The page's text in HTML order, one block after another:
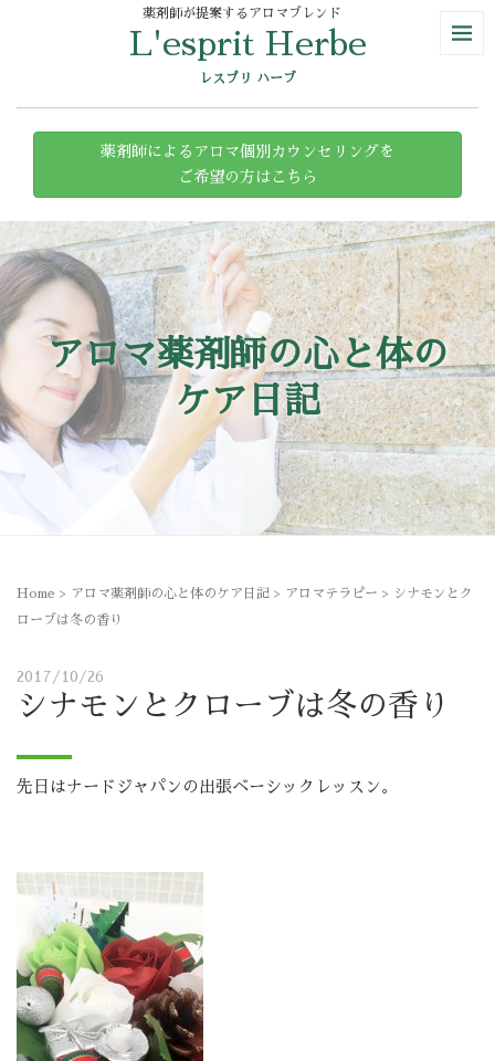
薬剤師が提案するアロマブレンド
L'esprit Herbe
レスプリ ハーブ
薬剤師によるアロマ個別カウンセリングを
ご希望の方はこちら
アロマ薬剤師の心と体の
ケア日記
Home > アロマ薬剤師の心と体のケア日記 > アロマテラピー > シナモンとク
ローブは冬の香り
2017/10/26
シナモンとクローブは冬の香り
先日はナードジャパンの出張ベーシックレッスン。